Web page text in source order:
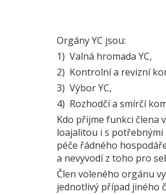
Orgány YC jsou:
1) Valná hromada YC,
2) Kontrolní a revizní
3) Výbor YC,
4) Rozhodčí a smírčí
Kdo přijme funkci člena
loajalitou i s potřebnými
péče řádného
a nevyvodí z toho pro
Člen voleného orgánu
jednotlivý případ jiného